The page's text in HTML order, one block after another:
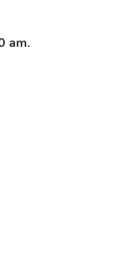
am.